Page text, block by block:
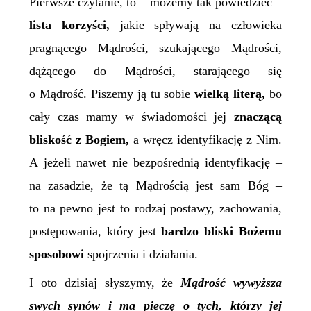
listakorzyści, jakie spływają na człowieka
pragnącego Mądrości, szukającego Mądrości,
dążącego do Mądrości, starającego się
o Mądrość. Piszemy ją tu sobie wielką literą, bo
cały czas mamy w świadomości jejznaczącą
bliskość z Bogiem, a wręcz identyfikację z Nim.
A jeżeli nawet nie bezpośrednią identyfikację –
na zasadzie, że tą Mądrością jest sam Bóg –
to na pewno jest to rodzaj postawy, zachowania,
postępowania, który jestbardzo bliski Bożemu
sposobowi spojrzenia i działania.
I oto dzisiaj słyszymy, żeMądrość wywyższa
swych synów i ma pieczę o tych, którzy jej